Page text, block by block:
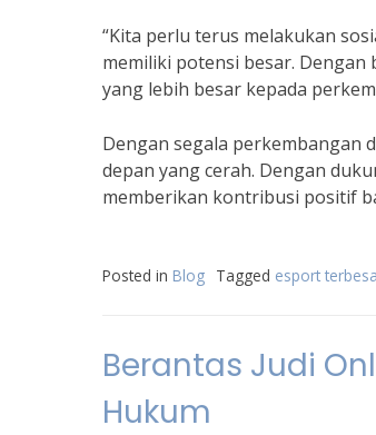
“Kita perlu terus melakukan
memiliki potensi besar.
yang lebih besar kepada
Dengan segala perkembangan
depan yang cerah. Dengan
memberikan kontribusi positif
Posted in Blog Tagged esport
Berantas Judi
Hukum